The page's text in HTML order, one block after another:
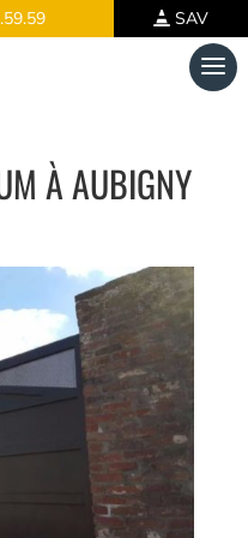
SAV
À AUBIGNY